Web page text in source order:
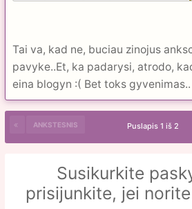
Tai va, kad ne, buciau zinojus
pavyke..Et, ka padarysi, atrodo,
eina blogyn :( Bet toks gyvenimas..
ANKSTESNIS Puslapis 1 iš 2
Susikurkite
prisijunkite, jei